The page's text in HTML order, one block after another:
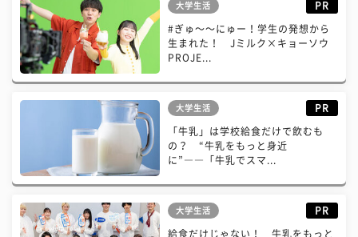
大学生活 PR
#ぎゅ〜〜にゅー！学生の発想から
生まれた！ Jミルク×キョーソウ
PROJE...
大学生活 PR
「牛乳」は学校給食だけで飲むも
の？ “牛乳をもっと身近
に”――「牛乳でスマ...
大学生活 PR
給食だけじゃない！ 牛乳をもっと